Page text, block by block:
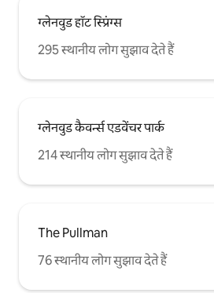
ग्लेनवुड हॉट स्प्रिंग्स
295 स्थानीय लोग सुझाव देते हैं
ग्लेनवुड कैवर्न्स एडवेंचर पार्क
214 स्थानीय लोग सुझाव देते हैं
The Pullman
76 स्थानीय लोग सुझाव देते हैं